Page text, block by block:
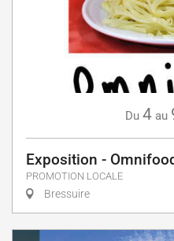
Du 4 au
Exposition -
PROMOTION LOCALE
Bressuire